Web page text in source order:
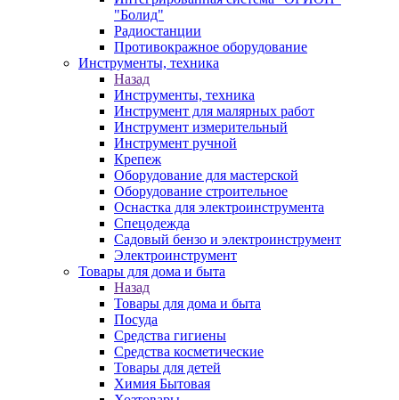
"Болид"
Радиостанции
Противокражное оборудование
Инструменты, техника
Назад
Инструменты, техника
Инструмент для малярных работ
Инструмент измерительный
Инструмент ручной
Крепеж
Оборудование для мастерской
Оборудование строительное
Оснастка для электроинструмента
Спецодежда
Садовый бензо и электроинструмент
Электроинструмент
Товары для дома и быта
Назад
Товары для дома и быта
Посуда
Средства гигиены
Средства косметические
Товары для детей
Химия Бытовая